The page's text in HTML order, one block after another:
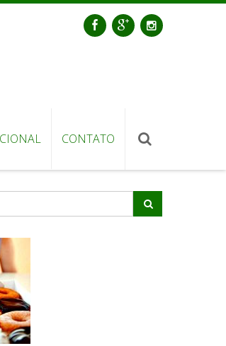
CONTATO